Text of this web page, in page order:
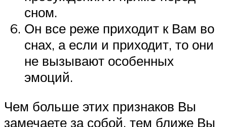
сном.
Он все реже приходит к Вам во
снах, а если и приходит, то они
не вызывают особенных
эмоций.
Чем больше этих признаков Вы
замечаете за собой, тем ближе Вы